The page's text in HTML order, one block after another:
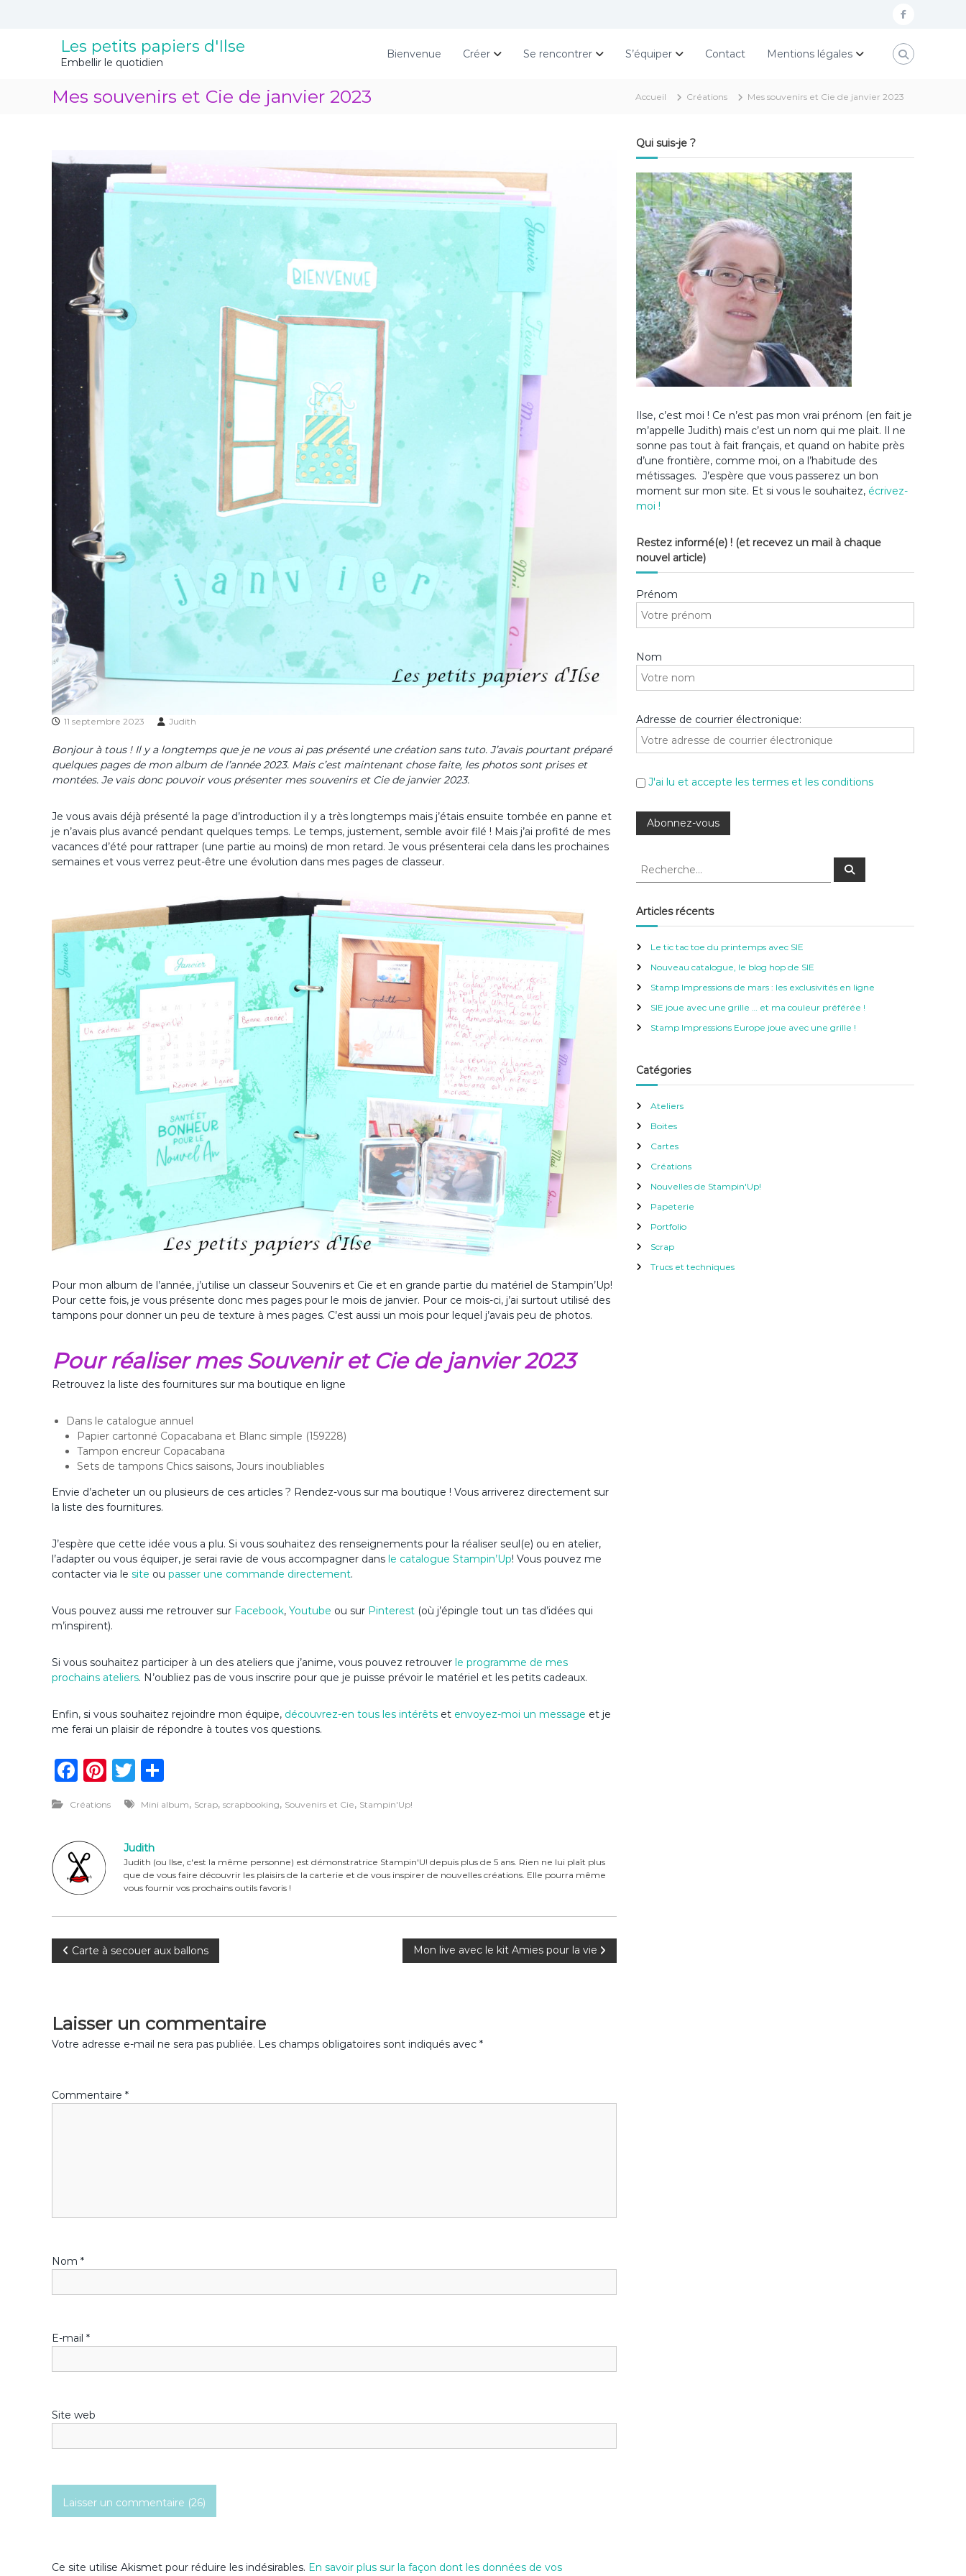
f
c
Les petits papiers d'Ilse
Embellir le quotidien
Bienvenue Créer Se rencontrer S’équiper Contact Mentions légales
Mes souvenirs et Cie de janvier 2023 Accueil Créations Mes souvenirs et Cie de janvier 2023
11 septembre 2023 Judith
Bonjour à tous ! Il y a longtemps que je ne vous ai pas présenté une création sans tuto. J’avais pourtant préparé
quelques pages de mon album de l’année 2023. Mais c’est maintenant chose faite, les photos sont prises et
montées. Je vais donc pouvoir vous présenter mes souvenirs et Cie de janvier 2023.
Je vous avais déjà présenté la page d’introduction il y a très longtemps mais j’étais ensuite tombée en panne et
je n’avais plus avancé pendant quelques temps. Le temps, justement, semble avoir filé ! Mais j’ai profité de mes
vacances d’été pour rattraper (une partie au moins) de mon retard. Je vous présenterai cela dans les prochaines
semaines et vous verrez peut-être une évolution dans mes pages de classeur.
Pour mon album de l’année, j’utilise un classeur Souvenirs et Cie et en grande partie du matériel de Stampin’Up!
Pour cette fois, je vous présente donc mes pages pour le mois de janvier. Pour ce mois-ci, j’ai surtout utilisé des
tampons pour donner un peu de texture à mes pages. C’est aussi un mois pour lequel j’avais peu de photos.
Pour réaliser mes Souvenir et Cie de janvier 2023
Retrouvez la liste des fournitures sur ma boutique en ligne
Dans le catalogue annuel
Papier cartonné Copacabana et Blanc simple (159228)
Tampon encreur Copacabana
Sets de tampons Chics saisons, Jours inoubliables
Envie d’acheter un ou plusieurs de ces articles ? Rendez-vous sur ma boutique ! Vous arriverez directement sur
la liste des fournitures.
J’espère que cette idée vous a plu. Si vous souhaitez des renseignements pour la réaliser seul(e) ou en atelier,
l’adapter ou vous équiper, je serai ravie de vous accompagner dans le catalogue Stampin’Up! Vous pouvez me
contacter via le site ou passer une commande directement.
Vous pouvez aussi me retrouver sur Facebook, Youtube ou sur Pinterest (où j’épingle tout un tas d’idées qui
m’inspirent).
Si vous souhaitez participer à un des ateliers que j’anime, vous pouvez retrouver le programme de mes
prochains ateliers. N’oubliez pas de vous inscrire pour que je puisse prévoir le matériel et les petits cadeaux.
Enfin, si vous souhaitez rejoindre mon équipe, découvrez-en tous les intérêts et envoyez-moi un message et je
me ferai un plaisir de répondre à toutes vos questions.
F
c
e
b
o
k
Pi
te
re
st
T
it
te
r
ta
er
Créations Mini album, Scrap, scrapbooking, Souvenirs et Cie, Stampin'Up!
Judith
Judith (ou Ilse, c'est la même personne) est démonstratrice Stampin'U! depuis plus de 5 ans. Rien ne lui plaît plus
que de vous faire découvrir les plaisirs de la carterie et de vous inspirer de nouvelles créations. Elle pourra même
vous fournir vos prochains outils favoris !
N
v
i
o
d
l
’
a
l
Carte à secouer aux ballons Mon live avec le kit Amies pour la vie
Laisser un commentaire
Votre adresse e-mail ne sera pas publiée. Les champs obligatoires sont indiqués avec *
Commentaire *
Nom *
E-mail *
Site web
Ce site utilise Akismet pour réduire les indésirables. En savoir plus sur la façon dont les données de vos
Qui suis-je ?
Ilse, c’est moi ! Ce n’est pas mon vrai prénom (en fait je
m’appelle Judith) mais c’est un nom qui me plait. Il ne
sonne pas tout à fait français, et quand on habite près
d’une frontière, comme moi, on a l’habitude des
métissages. J’espère que vous passerez un bon
moment sur mon site. Et si vous le souhaitez, écrivez-
moi !
Restez informé(e) ! (et recevez un mail à chaque
nouvel article)
Prénom
Nom
Adresse de courrier électronique:
J'ai lu et accepte les termes et les conditions
R
h
e
c
h
e
:
R
c
Articles récents
Le tic tac toe du printemps avec SIE
Nouveau catalogue, le blog hop de SIE
Stamp Impressions de mars : les exclusivités en ligne
SIE joue avec une grille … et ma couleur préférée !
Stamp Impressions Europe joue avec une grille !
Catégories
Ateliers
Boites
Cartes
Créations
Nouvelles de Stampin'Up!
Papeterie
Portfolio
Scrap
Trucs et techniques